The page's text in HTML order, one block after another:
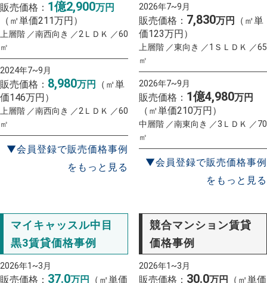
販売価格： 1億2,900万円
（㎡単価211万円）
上層階 ／南西向き ／2ＬＤＫ ／60
㎡
2024年7~9月
販売価格： 8,980万円
（㎡単
価146万円）
上層階 ／南西向き ／2ＬＤＫ ／60
㎡
▼会員登録で販売価格事例
をもっと見る
2026年7~9月
販売価格： 7,830万円
（㎡単
価123万円）
上層階 ／東向き ／1ＳＬＤＫ ／65
㎡
2026年7~9月
販売価格： 1億4,980万円
（㎡単価210万円）
中層階 ／南東向き ／3ＬＤＫ ／70
㎡
▼会員登録で販売価格事例
をもっと見る
マイキャッスル中目
黒3賃貸価格事例
2026年1~3月
販売価格： 37.0万円
（㎡単価
競合マンション賃貸
価格事例
2026年1~3月
販売価格： 30.0万円
（㎡単価